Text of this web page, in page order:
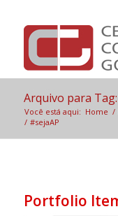
Arquivo para
Você está aqui: Home /
/ #sejaAP
Portfolio